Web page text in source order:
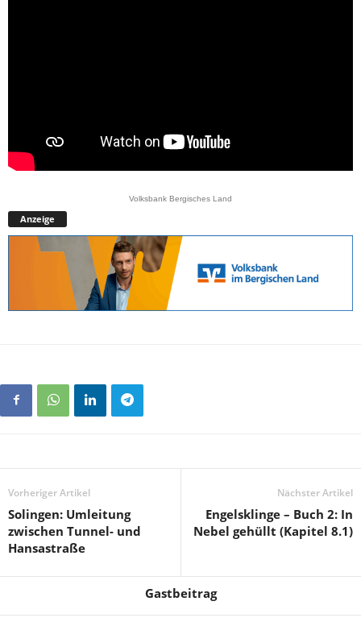
Volksbank Bergisches Land
Anzeige
Vorheriger Artikel
Solingen: Umleitung
zwischen Tunnel- und
Hansastraße
Nächster Artikel
Engelsklinge – Buch 2: In
Nebel gehüllt (Kapitel 8.1)
Gastbeitrag